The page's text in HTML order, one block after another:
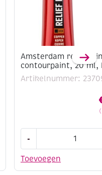
Amsterdam
contourpaint, 20 ml,
Artikelnummer:
Toevoegen
-
/